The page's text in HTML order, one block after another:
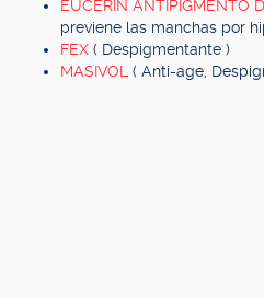
EUCERIN ANTIPIGMENTO
previene las manchas por
FEX ( Despigmentante )
MASIVOL ( Anti-age,